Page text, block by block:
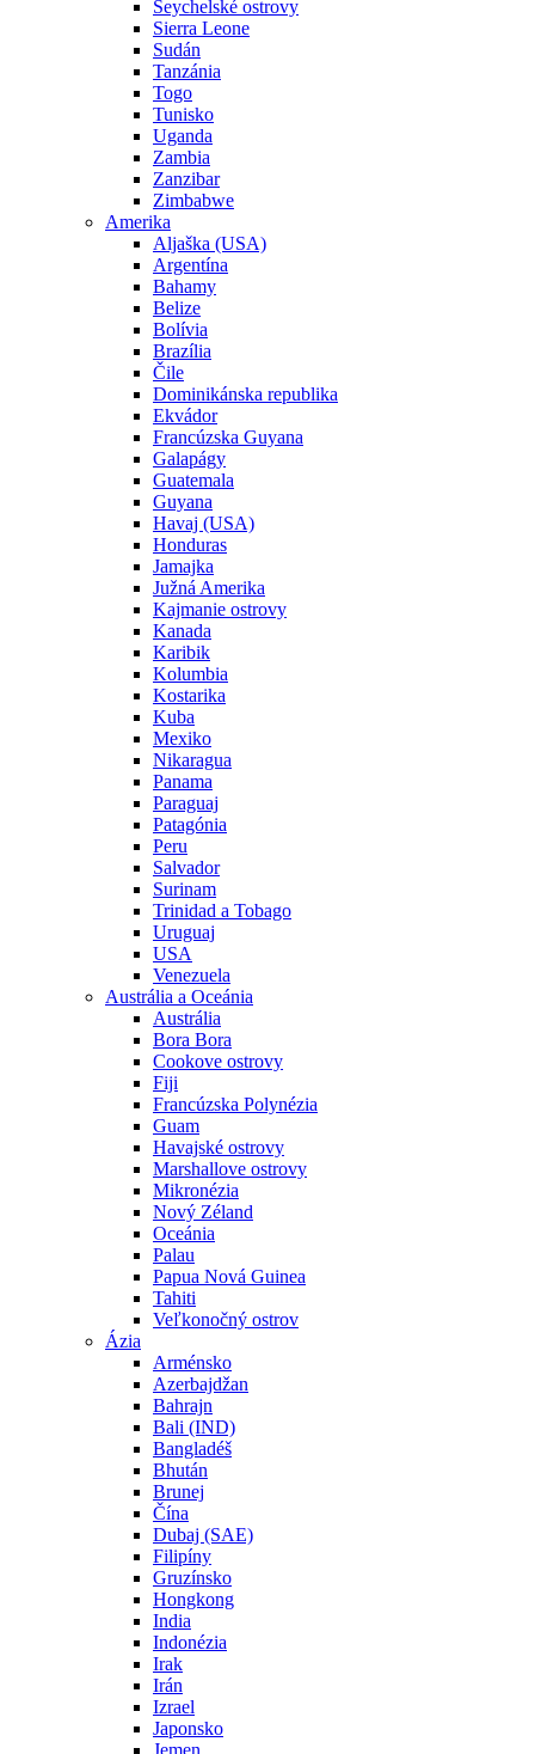
Seychelské ostrovy
Sierra Leone
Sudán
Tanzánia
Togo
Tunisko
Uganda
Zambia
Zanzibar
Zimbabwe
Amerika
Aljaška (USA)
Argentína
Bahamy
Belize
Bolívia
Brazília
Čile
Dominikánska republika
Ekvádor
Francúzska Guyana
Galapágy
Guatemala
Guyana
Havaj (USA)
Honduras
Jamajka
Južná Amerika
Kajmanie ostrovy
Kanada
Karibik
Kolumbia
Kostarika
Kuba
Mexiko
Nikaragua
Panama
Paraguaj
Patagónia
Peru
Salvador
Surinam
Trinidad a Tobago
Uruguaj
USA
Venezuela
Austrália a Oceánia
Austrália
Bora Bora
Cookove ostrovy
Fiji
Francúzska Polynézia
Guam
Havajské ostrovy
Marshallove ostrovy
Mikronézia
Nový Zéland
Oceánia
Palau
Papua Nová Guinea
Tahiti
Veľkonočný ostrov
Ázia
Arménsko
Azerbajdžan
Bahrajn
Bali (IND)
Bangladéš
Bhután
Brunej
Čína
Dubaj (SAE)
Filipíny
Gruzínsko
Hongkong
India
Indonézia
Irak
Irán
Izrael
Japonsko
Jemen